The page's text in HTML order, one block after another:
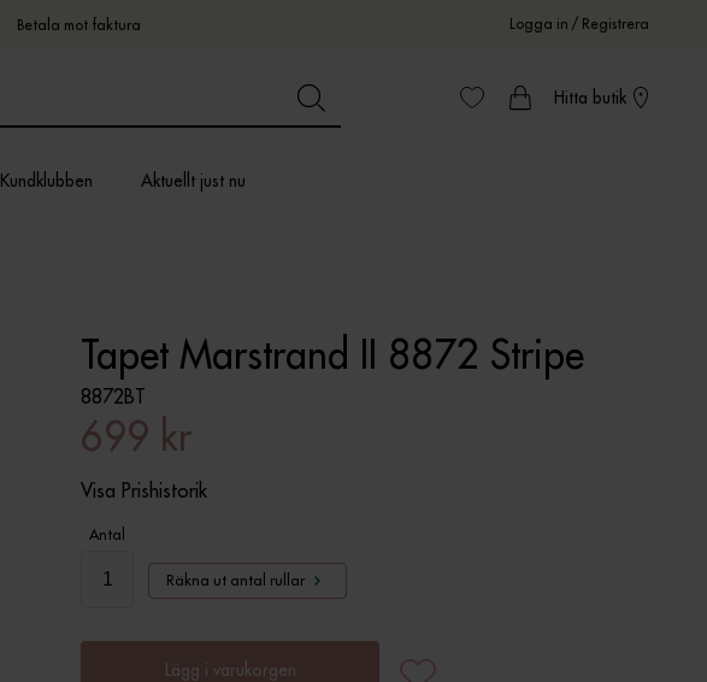
Betala mot faktura Logga in / Registrera
Hitta butik
Kundklubben Aktuellt just nu
Tapet Marstrand II 8872 Stripe
8872BT
699 kr
Visa Prishistorik
Antal
Räkna ut antal rullar
Lägg i varukorgen